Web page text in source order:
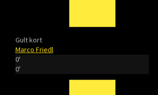
Gult kort
Marco Friedl
0'
0'